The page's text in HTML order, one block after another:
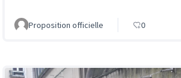
Proposition officielle 0